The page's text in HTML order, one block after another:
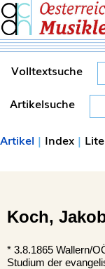
Volltextsuche
Artikelsuche
Artikel | Index |
Koch,
* 3.8.1865 Wallern/
Studium der